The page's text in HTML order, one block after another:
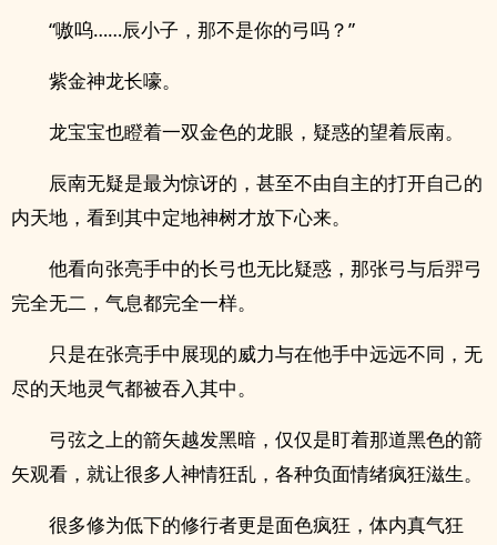
“嗷呜……辰小子，那不是你的弓吗？”
紫金神龙长嚎。
龙宝宝也瞪着一双金色的龙眼，疑惑的望着辰南。
辰南无疑是最为惊讶的，甚至不由自主的打开自己的
内天地，看到其中定地神树才放下心来。
他看向张亮手中的长弓也无比疑惑，那张弓与后羿弓
完全无二，气息都完全一样。
只是在张亮手中展现的威力与在他手中远远不同，无
尽的天地灵气都被吞入其中。
弓弦之上的箭矢越发黑暗，仅仅是盯着那道黑色的箭
矢观看，就让很多人神情狂乱，各种负面情绪疯狂滋生。
很多修为低下的修行者更是面色疯狂，体内真气狂